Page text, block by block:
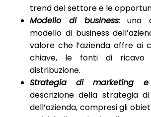
trend del settore e le
Modello di business: una
modello di business
valore che l’azienda offre ai
chiave, le fonti di
distribuzione.
Strategia di marketing
descrizione della strategia
dell’azienda, compresi gli